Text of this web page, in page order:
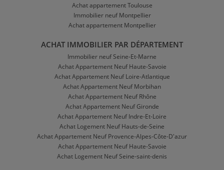
Achat appartement Toulouse
Immobilier neuf Montpellier
Achat appartement Montpellier
ACHAT IMMOBILIER PAR DÉPARTEMENT
Immobilier neuf Seine-Et-Marne
Achat Appartement Neuf Haute-Savoie
Achat Appartement Neuf Loire-Atlantique
Achat Appartement Neuf Morbihan
Achat Appartement Neuf Rhône
Achat Appartement Neuf Gironde
Achat Appartement Neuf Indre-Et-Loire
Achat Logement Neuf Hauts-de-Seine
Achat Appartement Neuf Provence-Alpes-Côte-D'azur
Achat Appartement Neuf Haute-Savoie
Achat Logement Neuf Seine-saint-denis